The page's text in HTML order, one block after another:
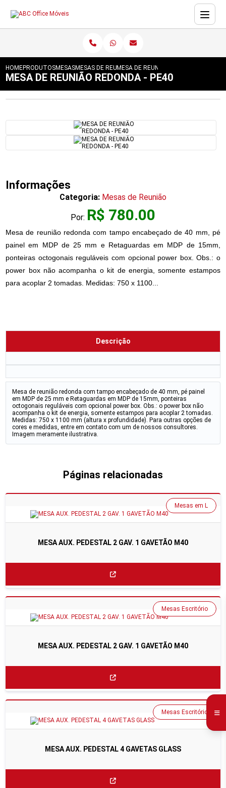
HOMEPRODUTOSMESASMESAS DE REUNIÃOMESA DE REUNIÃO REDONDA - PE40
MESA DE REUNIÃO REDONDA - PE40
Informações
Categoria: Mesas de Reunião
Por: R$ 780.00
Mesa de reunião redonda com tampo encabeçado de 40 mm, pé
painel em MDP de 25 mm e Retaguardas em MDP de 15mm,
ponteiras octogonais reguláveis com opcional power box. Obs.: o
power box não acompanha o kit de energia, somente estampos
para acoplar 2 tomadas. Medidas: 750 x 1100...
Descrição
Mesa de reunião redonda com tampo encabeçado de 40 mm, pé painel
em MDP de 25 mm e Retaguardas em MDP de 15mm, ponteiras
octogonais reguláveis com opcional power box. Obs.: o power box não
acompanha o kit de energia, somente estampos para acoplar 2 tomadas.
Medidas: 750 x 1100 mm (altura x profundidade). Para outras opções de
cores e medidas, entre em contato com um de nossos consultores.
Imagem meramente ilustrativa.
Páginas relacionadas
MESA AUX. PEDESTAL 2 GAV. 1 GAVETÃO M40
Mesas em L
MESA AUX. PEDESTAL 2 GAV. 1 GAVETÃO M40
Mesas Escritório
MESA AUX. PEDESTAL 4 GAVETAS GLASS
Mesas Escritório